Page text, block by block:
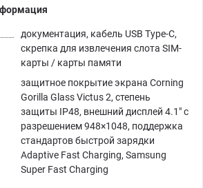
документация, кабель USB Type-C,
скрепка для извлечения слота SIM-
карты / карты памяти
защитное покрытие экрана Corning
Gorilla Glass Victus 2, степень
защиты IP48, внешний дисплей 4.1" с
разрешением 948×1048, поддержка
стандартов быстрой зарядки
Adaptive Fast Charging, Samsung
Super Fast Charging